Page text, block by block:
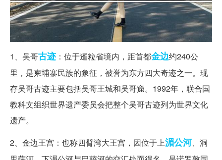
1、吴哥古迹 ：位于暹粒省境内，距首都金边约240公
里，是柬埔寨民族的象征，被誉为东方四大奇迹之一。现
存吴哥古迹主要包括吴哥王城和吴哥窟。1992年，联合国
教科文组织世界遗产委员会把整个吴哥古迹列为世界文化
遗产。
2、金边王宫：也称四臂湾大王宫，因位于上湄公河、洞